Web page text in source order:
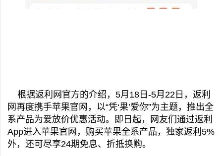
根据返利网官方的介绍，5月18日-5月22日，返利
网再度携手苹果官网，以“凭‘果’爱你”为主题，推出全
系产品为爱放价优惠活动。即日起，网友们通过返利
App进入苹果官网，购买苹果全系产品，独家返利5%
外，还可尽享24期免息、折抵换购。